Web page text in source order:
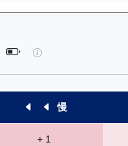
精益飛駒（
慢
+ 1